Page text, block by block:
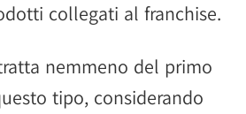
collegati al franchise.
nemmeno del primo
tipo, considerando